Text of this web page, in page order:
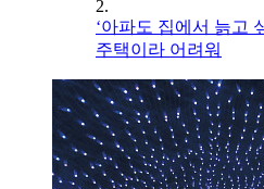
2.
‘아파도 집에서 늙고
주택이라 어려워